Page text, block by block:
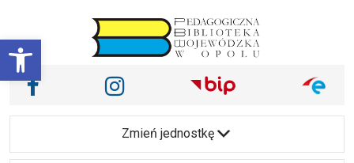
Otwórz pasek narzędzi
Main Navigation
Nasze media społecznościowe i inne
Facebook Instagram
Zmień jednostkę